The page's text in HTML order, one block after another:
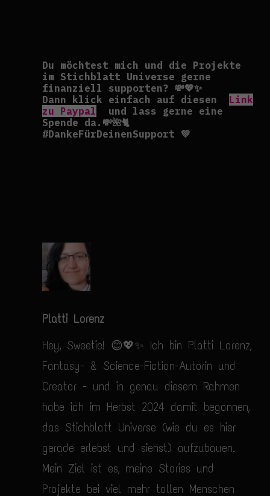
Du möchtest mich und die Projekte
im Stichblatt Universe gerne
finanziell supporten? 💸💖✨
Dann klick einfach auf diesen Link
zu Paypal und lass gerne eine
Spende da.💸🌺🐈
#DankeFürDeinenSupport 💚
Platti Lorenz
Hey, Sweetie! 😊💖✨ Ich bin Platti Lorenz,
Fantasy- & Science-Fiction-Autorin und
Creator - und in genau diesem Rahmen
habe ich im Herbst 2024 damit begonnen,
das Stichblatt Universe (wie du es hier
gerade erlebst und siehst) aufzubauen.
Mein Ziel ist es, meine Stories und
Projekte bei viel mehr tollen Menschen